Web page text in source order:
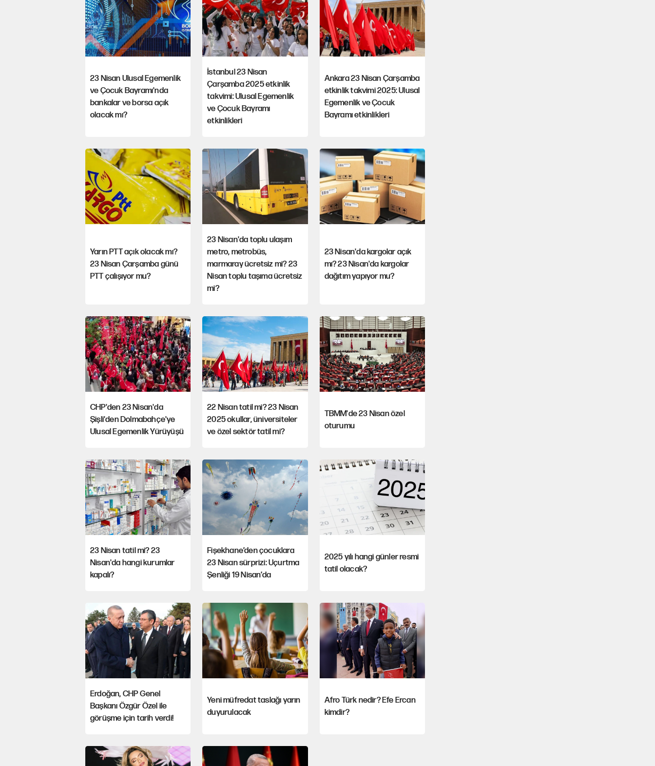
23 Nisan Ulusal Egemenlik
ve Çocuk Bayramı'nda
bankalar ve borsa açık
olacak mı?
İstanbul 23 Nisan
Çarşamba 2025 etkinlik
takvimi: Ulusal Egemenlik
ve Çocuk Bayramı
etkinlikleri
Ankara 23 Nisan Çarşamba
etkinlik takvimi 2025: Ulusal
Egemenlik ve Çocuk
Bayramı etkinlikleri
Yarın PTT açık olacak mı?
23 Nisan Çarşamba günü
PTT çalışıyor mu?
23 Nisan'da toplu ulaşım
metro, metrobüs,
marmaray ücretsiz mi? 23
Nisan toplu taşıma ücretsiz
mi?
23 Nisan'da kargolar açık
mı? 23 Nisan'da kargolar
dağıtım yapıyor mu?
CHP'den 23 Nisan'da
Şişli'den Dolmabahçe'ye
Ulusal Egemenlik Yürüyüşü
22 Nisan tatil mi? 23 Nisan
2025 okullar, üniversiteler
ve özel sektör tatil mi?
TBMM'de 23 Nisan özel
oturumu
23 Nisan tatil mi? 23
Nisan'da hangi kurumlar
kapalı?
Fişekhane’den çocuklara
23 Nisan sürprizi: Uçurtma
Şenliği 19 Nisan’da
2025 yılı hangi günler resmi
tatil olacak?
Erdoğan, CHP Genel
Başkanı Özgür Özel ile
görüşme için tarih verdi!
Yeni müfredat taslağı yarın
duyurulacak
Afro Türk nedir? Efe Ercan
kimdir?